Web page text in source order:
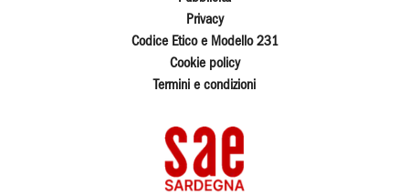
Privacy
Codice Etico e Modello 231
Cookie policy
Termini e condizioni